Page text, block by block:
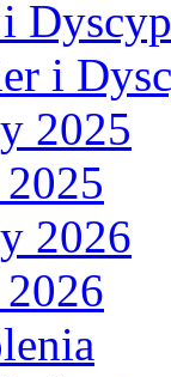
i
i
2025
2026